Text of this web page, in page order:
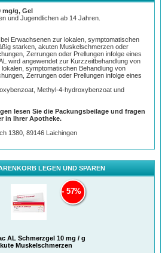
ist ein komplexes Organsystem des
Sicherung der Körpergestalt und -haltung
und die Fortbewegung. Dabei besteht der
und passiven Bestandtei- len. Der aktive
Linie von der Skelettmuskulatur und ihren
Skelett und seinen verschiedenen Anteilen, wie
können sowohl durch
als auch durch akute Verletzungen oder
lassen sich als Schmerzursachen
und Prellungen treten häufig infolge
(Hexenschuss) hingegen ist
nach ruckartiger Bewegung, zu
Gelenkschmerzen gehen häufig mit
Gelenkes einher, wodurch die Beweglichkeit
des Wirkstoffs Diclofenac bei topischer
von akuten Muskel- und
nach sieben Tagen mindestens um
Placebo nur 20 von 100 Patienten über eine
g, Gel
und Jugendlichen ab 14 Jahren.
Erwachsenen zur lokalen, symptomatischen
starken, akuten Muskelschmerzen oder
Zerrungen oder Prellungen infolge eines
wird angewendet zur Kurzzeitbehandlung von
symptomatischen Behandlung von
Zerrungen oder Prellungen infolge eines
Methyl-4-hydroxybenzoat und
lesen Sie die Packungsbeilage und fragen
in Ihrer Apotheke.
1380, 89146 Laichingen
LEGEN UND SPAREN
AL Schmerzgel 10 mg / g
Muskelschmerzen
57%